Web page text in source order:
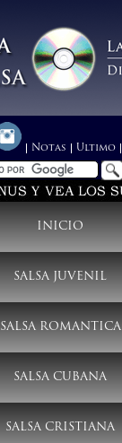
Notas Ultimo
INICIO
SALSA JUVENIL
SALSA ROMANTICA
SALSA CUBANA
SALSA CRISTIANA